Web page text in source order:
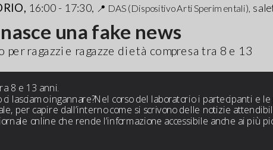
16:00 - 17:30, 📍 DAS (Dispositivo Arti Sperimentali),
per ragazzi e ragazze di età compresa tra 8 e 13
8 e 13 anni.
ci lasciamo ingannare?Nel corso del laboratorio i partecipanti e
per capire dall’interno come si scrivono delle notizie
online che rende l’informazione accessibile anche ai più